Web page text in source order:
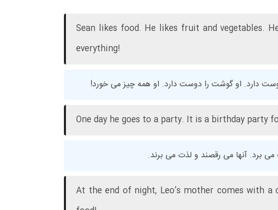
Sean likes food. He likes fruit and vegetables.
everything!
دارد. او گوشت را دوست دارد. او همه چیز می خورد!
One day he goes to a party. It is a birthday party
برد. آنها می رقصند و لذت می برند.
At the end of night, Leo’s mother comes with a